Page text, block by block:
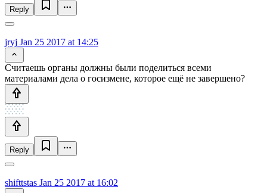
Reply
jryj Jan 25 2017 at 14:25
Считаешь органы должны были поделиться всеми
материалами дела о госизмене, которое ещё не завершено?
Reply
shifttstas Jan 25 2017 at 16:02